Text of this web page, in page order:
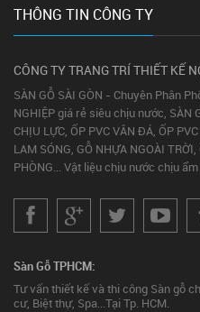
THÔNG TIN CÔNG TY
CÔNG TY TRANG TRÍ THIẾT KẾ
SÀN GỖ SÀI GÒN - Chuyên Phân
NGHIỆP giá rẻ siêu chịu nước, SÀN
CHỊU LỰC, ỐP PVC VÂN ĐÁ, ỐP
LAM SÓNG, GỖ NHỰA NGOÀI
PHÒNG... Vật liệu chịu nước chịu
Sàn Gỗ TPHCM:
Tư vấn thiết kế và thi công Sàn gỗ
cư, Biệt thự, Spa...Tại Tp. HCM.